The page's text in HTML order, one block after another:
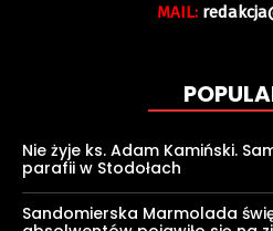
MAIL:
Nie żyje ks. Adam Kamiński.
parafii w Stodołach
Sandomierska Marmolada